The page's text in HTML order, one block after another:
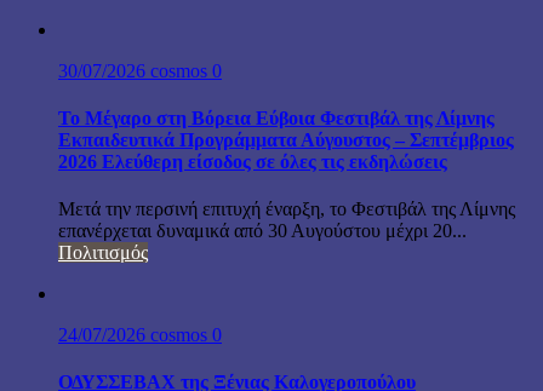
30/07/2026 cosmos 0
Το Μέγαρο στη Βόρεια Εύβοια Φεστιβάλ της Λίμνης
Εκπαιδευτικά Προγράμματα Αύγουστος – Σεπτέμβριος
2026 Ελεύθερη είσοδος σε όλες τις εκδηλώσεις
Μετά την περσινή επιτυχή έναρξη, το Φεστιβάλ της Λίμνης
επανέρχεται δυναμικά από 30 Αυγούστου μέχρι 20...
Πολιτισμός
24/07/2026 cosmos 0
ΟΔΥΣΣΕΒΑΧ της Ξένιας Καλογεροπούλου